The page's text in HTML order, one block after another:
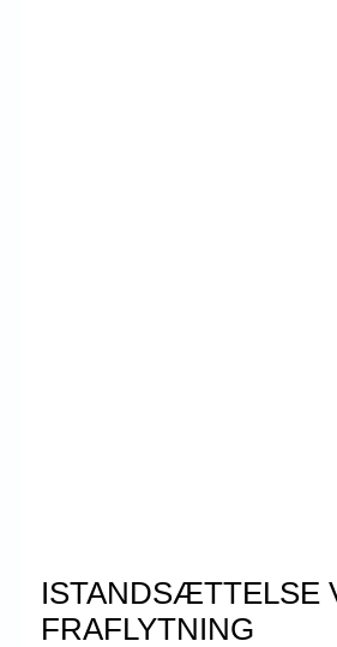
ISTANDSÆTTELSE
FRAFLYTNING